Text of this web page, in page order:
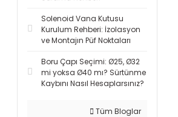
Solenoid Vana Kutusu
Kurulum Rehberi: İzolasyon
ve Montajın Püf Noktaları
Boru Çapı Seçimi: Ø25, Ø32
mi yoksa Ø40 mı? Sürtünme
Kaybını Nasıl Hesaplarsınız?
Tüm Bloglar